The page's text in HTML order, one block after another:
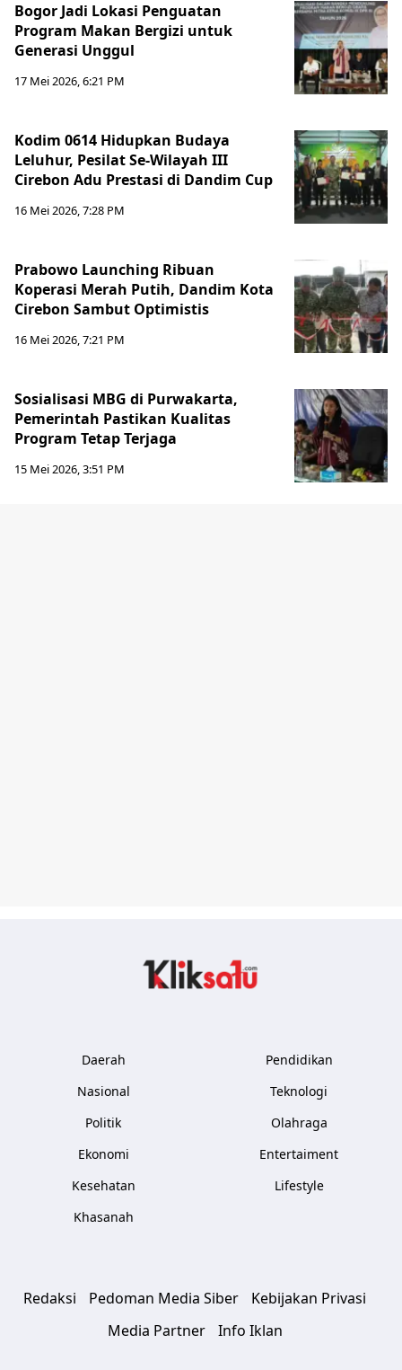
Bogor Jadi Lokasi Penguatan
Program Makan Bergizi untuk
Generasi Unggul
17 Mei 2026, 6:21 PM
Kodim 0614 Hidupkan Budaya
Leluhur, Pesilat Se-Wilayah III
Cirebon Adu Prestasi di Dandim Cup
16 Mei 2026, 7:28 PM
Prabowo Launching Ribuan
Koperasi Merah Putih, Dandim Kota
Cirebon Sambut Optimistis
16 Mei 2026, 7:21 PM
Sosialisasi MBG di Purwakarta,
Pemerintah Pastikan Kualitas
Program Tetap Terjaga
15 Mei 2026, 3:51 PM
Daerah
Nasional
Politik
Ekonomi
Kesehatan
Khasanah
Pendidikan
Teknologi
Olahraga
Entertaiment
Lifestyle
Redaksi Pedoman Media Siber
Kebijakan Privasi
Media Partner
Info Iklan